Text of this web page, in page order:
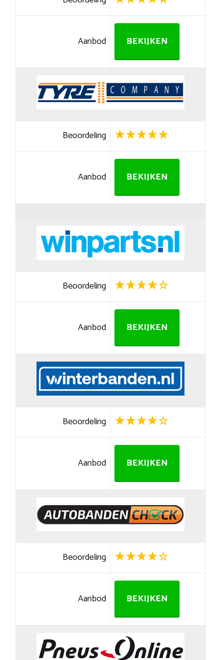
Aanbod BEKIJKEN
Beoordeling
Aanbod BEKIJKEN
Beoordeling
Aanbod BEKIJKEN
Beoordeling
Aanbod BEKIJKEN
Beoordeling
Aanbod BEKIJKEN